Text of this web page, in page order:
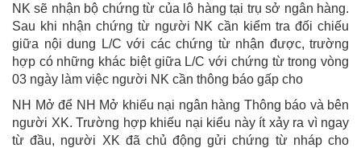
NK sẽ nhận bộ chứng từ của lô hàng tại trụ sở ngân hàng.
Sau khi nhận chứng từ người NK cần kiểm tra đối chiếu
giữa nội dung L/C với các chứng từ nhận được, trường
hợp có những khác biệt giữa L/C với chứng từ trong vòng
03 ngày làm việc người NK cần thông báo gấp cho
NH Mở để NH Mở khiếu nại ngân hàng Thông báo và bên
người XK. Trường hợp khiếu nại kiểu này ít xảy ra vì ngay
từ đầu, người XK đã chủ động gửi chứng từ nháp cho